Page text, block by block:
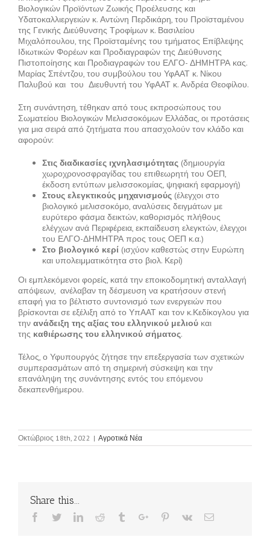
Βιολογικών Προϊόντων Ζωικής Προέλευσης και
Υδατοκαλλιεργειών κ. Αντώνη Περδικάρη, του Προϊσταμένου
της Γενικής Διεύθυνσης Τροφίμων κ. Βασιλείου
Μιχαλόπουλου, της Προϊσταμένης του τμήματος Επίβλεψης
Ιδιωτικών Φορέων και Προδιαγραφών της Διεύθυνσης
Πιστοποίησης και Προδιαγραφών του ΕΛΓΟ- ΔΗΜΗΤΡΑ κας.
Μαρίας Σπέντζου, του συμβούλου του ΥφΑΑΤ κ. Νίκου
Παλυβού και του Διευθυντή του ΥφΑΑΤ κ. Ανδρέα Θεοφίλου.
Στη συνάντηση, τέθηκαν από τους εκπροσώπους του
Σωματείου Βιολογικών Μελισσοκόμων Ελλάδας, οι προτάσεις
για μια σειρά από ζητήματα που απασχολούν τον κλάδο και
αφορούν:
Στις διαδικασίες ιχνηλασιμότητας (δημιουργία
χωροχρονοσφραγίδας του επιθεωρητή του ΟΕΠ,
έκδοση εντύπων μελισσοκομίας, ψηφιακή εφαρμογή)
Στους ελεγκτικούς μηχανισμούς (έλεγχοι στο
βιολογικό μελισσοκόμο, αναλύσεις δειγμάτων με
ευρύτερο φάσμα δεικτών, καθορισμός πλήθους
ελέγχων ανά Περιφέρεια, εκπαίδευση ελεγκτών, έλεγχοι
του ΕΛΓΟ-ΔΗΜΗΤΡΑ προς τους ΟΕΠ κ.α.)
Στο βιολογικό κερί (ισχύον καθεστώς στην Ευρώπη
και υπολειμματικότητα στο βιολ. Κερί)
Οι εμπλεκόμενοι φορείς, κατά την εποικοδομητική ανταλλαγή
απόψεων, ανέλαβαν τη δέσμευση να κρατήσουν στενή
επαφή για το βέλτιστο συντονισμό των ενεργειών που
βρίσκονται σε εξέλιξη από το ΥπΑΑΤ και τον κ.Κεδίκογλου για
την ανάδειξη της αξίας του ελληνικού μελιού και
της καθιέρωσης του ελληνικού σήματος.
Τέλος, ο Υφυπουργός ζήτησε την επεξεργασία των σχετικών
συμπερασμάτων από τη σημερινή σύσκεψη και την
επανάληψη της συνάντησης εντός του επόμενου
δεκαπενθήμερου.
Οκτώβριος 18th, 2022 | Αγροτικά Νέα
Share this...
Facebook
TwitterLinkedinReddit TumblrGoogle+Pinterest
Vk Email